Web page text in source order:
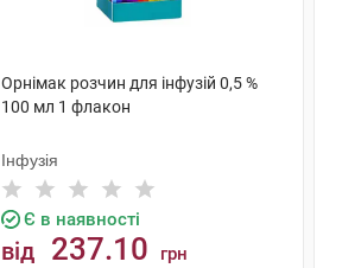
Орнімак розчин для інфузій 0,5 %
100 мл 1 флакон
Інфузія
Є в наявності
від 237.10 грн